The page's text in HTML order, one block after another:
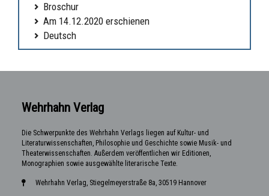
Broschur
Am 14.12.2020 erschienen
Deutsch
Wehrhahn Verlag
Die Schwerpunkte des Wehrhahn Verlags liegen auf Kultur- und
Literaturwissenschaften, Philosophie und Geschichte sowie Musik- und
Theaterwissenschaften. Außerdem veröffentlichen wir Editionen,
Monographien sowie ausgewählte literarische Texte.
Wehrhahn Verlag, Stiegelmeyerstraße 8a, 30519 Hannover